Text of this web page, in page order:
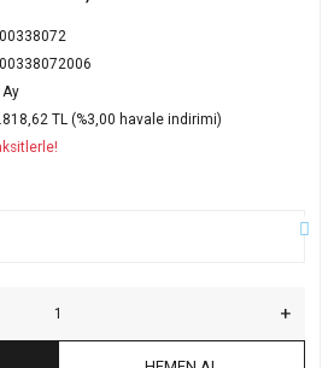
TL (%3,00 havale indirimi)